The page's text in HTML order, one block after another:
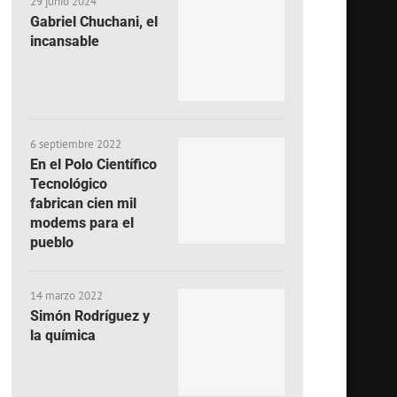
Gabriel Chuchani, el
incansable
6 septiembre 2022
En el Polo Científico
Tecnológico
fabrican cien mil
modems para el
pueblo
14 marzo 2022
Simón Rodríguez y
la química